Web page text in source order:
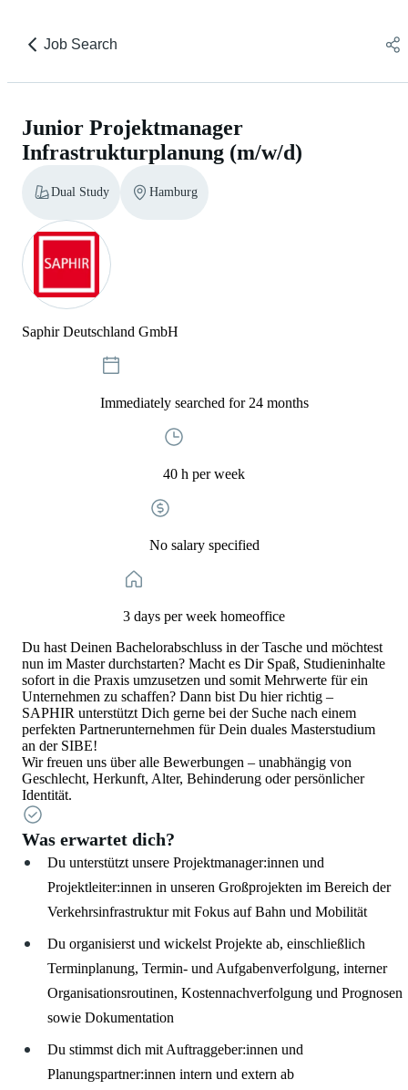
Job Search
Junior Projektmanager
Infrastrukturplanung (m/w/d)
Dual Study Hamburg
Saphir Deutschland GmbH
Immediately searched for 24 months
40 h per week
No salary specified
3 days per week homeoffice
Du hast Deinen Bachelorabschluss in der Tasche und möchtest
nun im Master durchstarten? Macht es Dir Spaß, Studieninhalte
sofort in die Praxis umzusetzen und somit Mehrwerte für ein
Unternehmen zu schaffen? Dann bist Du hier richtig –
SAPHIR unterstützt Dich gerne bei der Suche nach einem
perfekten Partnerunternehmen für Dein duales Masterstudium
an der SIBE!
Wir freuen uns über alle Bewerbungen – unabhängig von
Geschlecht, Herkunft, Alter, Behinderung oder persönlicher
Identität.
Was erwartet dich?
Du unterstützt unsere Projektmanager:innen und
Projektleiter:innen in unseren Großprojekten im Bereich der
Verkehrsinfrastruktur mit Fokus auf Bahn und Mobilität
Du organisierst und wickelst Projekte ab, einschließlich
Terminplanung, Termin- und Aufgabenverfolgung, interner
Organisationsroutinen, Kostennachverfolgung und Prognosen
sowie Dokumentation
Du stimmst dich mit Auftraggeber:innen und
Planungspartner:innen intern und extern ab